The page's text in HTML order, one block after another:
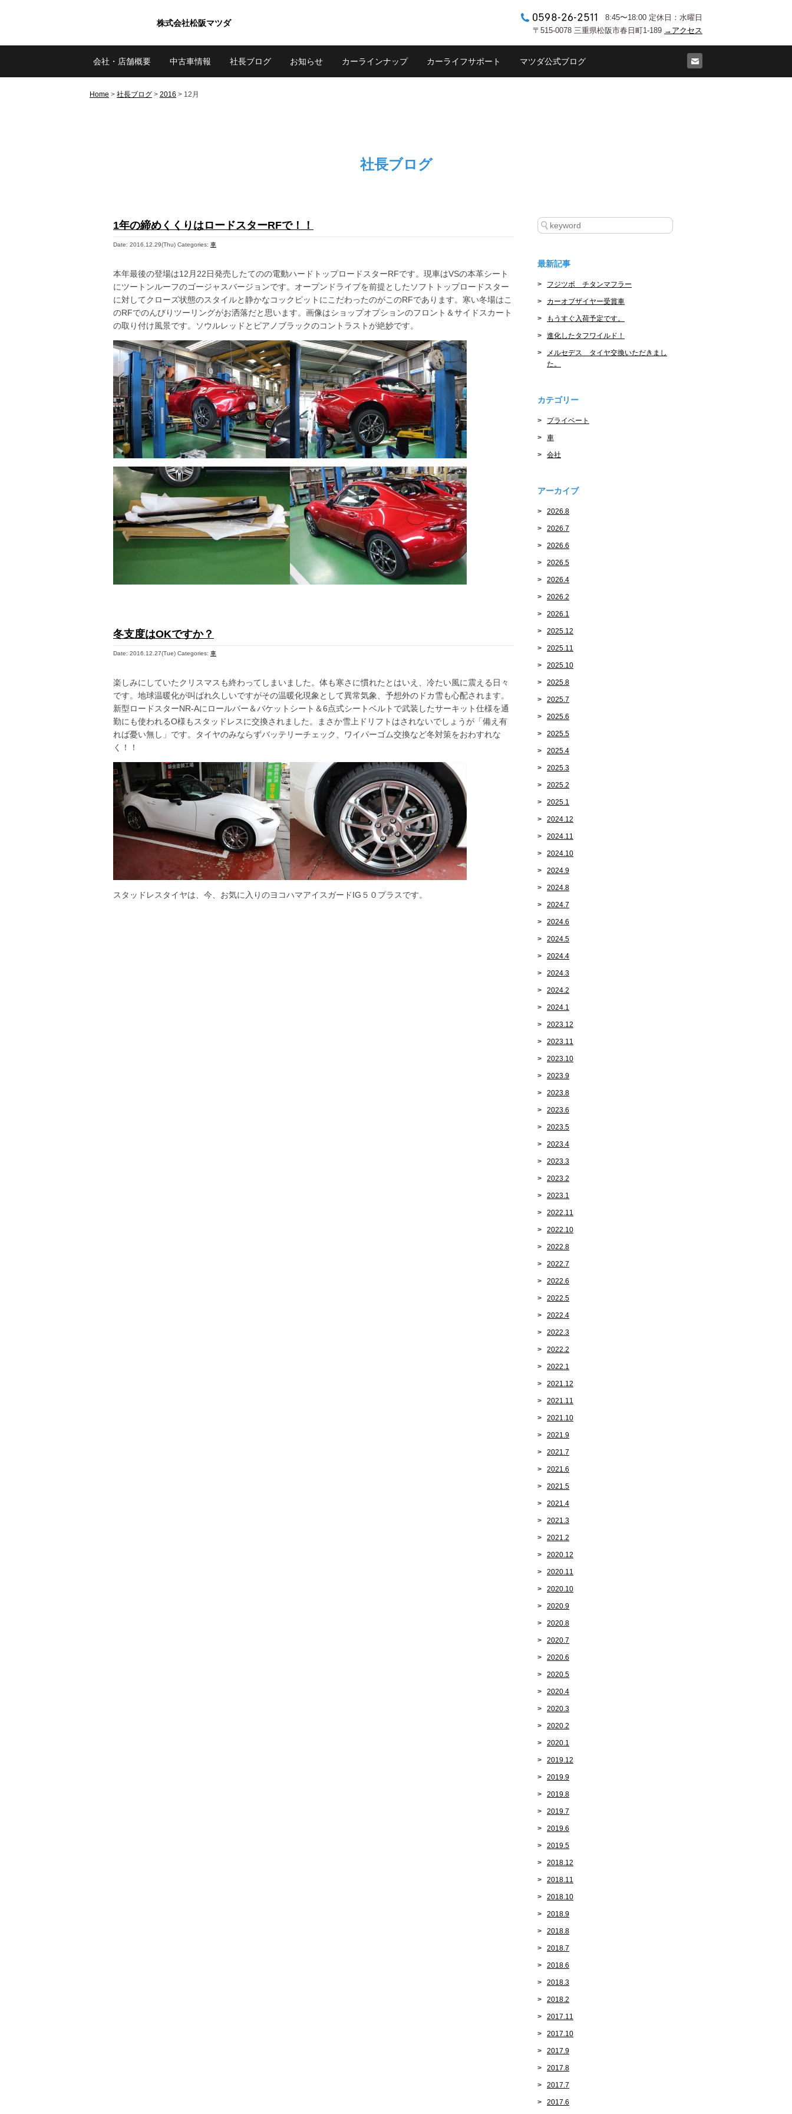
株式会社松阪マツダ
8:45〜18:00 定休日：水曜日
〒515-0078 三重県松阪市春日町1-189 →アクセス
会社・店舗概要 中古車情報 社長ブログ お知らせ カーラインナップ カーライフサポート マツダ公式ブログ
Home > 社長ブログ > 2016 > 12月
社長ブログ
1年の締めくくりはロードスターRFで！！
Date: 2016.12.29(Thu) Categories: 車
本年最後の登場は12月22日発売したてのの電動ハードトップロードスターRFです。現車はVSの本革シート
にツートンルーフのゴージャスバージョンです。オープンドライブを前提としたソフトトップロードスター
に対してクローズ状態のスタイルと静かなコックピットにこだわったのがこのRFであります。寒い冬場はこ
のRFでのんびりツーリングがお洒落だと思います。画像はショップオプションのフロント＆サイドスカート
の取り付け風景です。ソウルレッドとピアノブラックのコントラストが絶妙です。
冬支度はOKですか？
Date: 2016.12.27(Tue) Categories: 車
楽しみにしていたクリスマスも終わってしまいました。体も寒さに慣れたとはいえ、冷たい風に震える日々
です。地球温暖化が叫ばれ久しいですがその温暖化現象として異常気象、予想外のドカ雪も心配されます。
新型ロードスターNR-Aにロールバー＆バケットシート＆6点式シートベルトで武装したサーキット仕様を通
勤にも使われるO様もスタッドレスに交換されました。まさか雪上ドリフトはされないでしょうが「備え有
れば憂い無し」です。タイヤのみならずバッテリーチェック、ワイパーゴム交換など冬対策をおわすれな
く！！
スタッドレスタイヤは、今、お気に入りのヨコハマアイスガードIG５０プラスです。
最新記事
フジツボ チタンマフラー
カーオブザイヤー受賞車
もうすぐ入荷予定です。
進化したタフワイルド！
メルセデス タイヤ交換いただきまし
た。
カテゴリー
プライベート
車
会社
アーカイブ
2026.8
2026.7
2026.6
2026.5
2026.4
2026.2
2026.1
2025.12
2025.11
2025.10
2025.8
2025.7
2025.6
2025.5
2025.4
2025.3
2025.2
2025.1
2024.12
2024.11
2024.10
2024.9
2024.8
2024.7
2024.6
2024.5
2024.4
2024.3
2024.2
2024.1
2023.12
2023.11
2023.10
2023.9
2023.8
2023.6
2023.5
2023.4
2023.3
2023.2
2023.1
2022.11
2022.10
2022.8
2022.7
2022.6
2022.5
2022.4
2022.3
2022.2
2022.1
2021.12
2021.11
2021.10
2021.9
2021.7
2021.6
2021.5
2021.4
2021.3
2021.2
2020.12
2020.11
2020.10
2020.9
2020.8
2020.7
2020.6
2020.5
2020.4
2020.3
2020.2
2020.1
2019.12
2019.9
2019.8
2019.7
2019.6
2019.5
2018.12
2018.11
2018.10
2018.9
2018.8
2018.7
2018.6
2018.3
2018.2
2017.11
2017.10
2017.9
2017.8
2017.7
2017.6